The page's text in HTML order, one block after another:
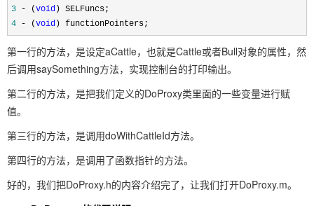
3 - (void ) SELFuncs;
4
- (void ) functionPointers;
第一行的方法，是设定aCattle，也就是Cattle或者Bull对象的属性，然
后调用saySomething方法，实现控制台的打印输出。
第二行的方法，是把我们定义的DoProxy类里面的一些变量进行赋
值。
第三行的方法，是调用doWithCattleId方法。
第四行的方法，是调用了函数指针的方法。
好的，我们把DoProxy.h的内容介绍完了，让我们打开DoProxy.m。